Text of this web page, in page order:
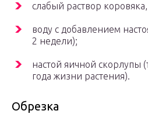
слабый раствор
воду с добавлением
2 недели);
настой яичной скорлупы
года жизни растения).
Обрезка